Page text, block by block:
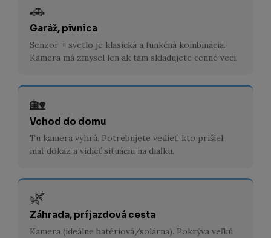
🚗
Garáž, pivnica
Senzor + svetlo je klasická a funkčná kombinácia.
Kamera má zmysel len ak tam skladujete cenné veci.
🏡
Vchod do domu
Tu kamera vyhrá. Potrebujete vedieť, kto prišiel,
mať dôkaz a vidieť situáciu na diaľku.
🌿
Záhrada, príjazdová cesta
Kamera (ideálne batériová/solárna). Pokrýva veľkú